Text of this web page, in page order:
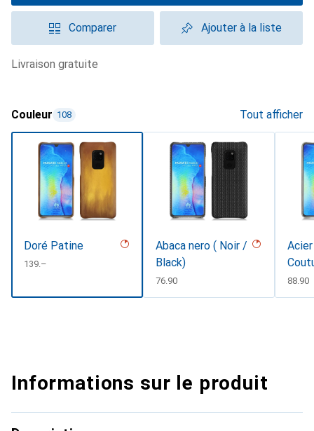
Comparer Ajouter à la liste
livraison gratuite
Couleur 108 Tout afficher
Doré Patine
CHF
139.–
Abaca nero ( Noir /
Black)
CHF
76.90 CHF
88.90
Informations sur le produit